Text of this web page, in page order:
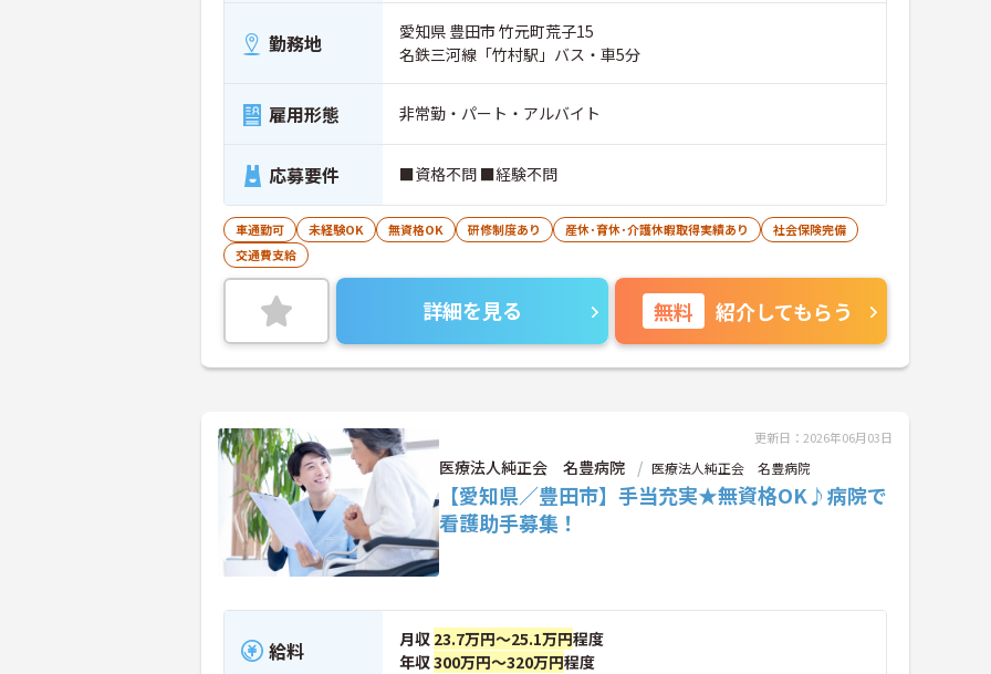
勤務地
愛知県 豊田市 竹元町荒子15
名鉄三河線「竹村駅」バス・車5分
雇用形態 非常勤・パート・アルバイト
応募要件 ■資格不問 ■経験不問
車通勤可 未経験OK 無資格OK 研修制度あり 産休･育休･介護休暇取得実績あり
社会保険完備
交通費支給
詳細を見る 無料 紹介してもらう
更新日：2026年06月03日
医療法人純正会 名豊病院 医療法人純正会 名豊病院
【愛知県／豊田市】手当充実★無資格OK♪病院で
看護助手募集！
給料 月収 23.7万円～25.1万円程度
年収300万円～320万円程度